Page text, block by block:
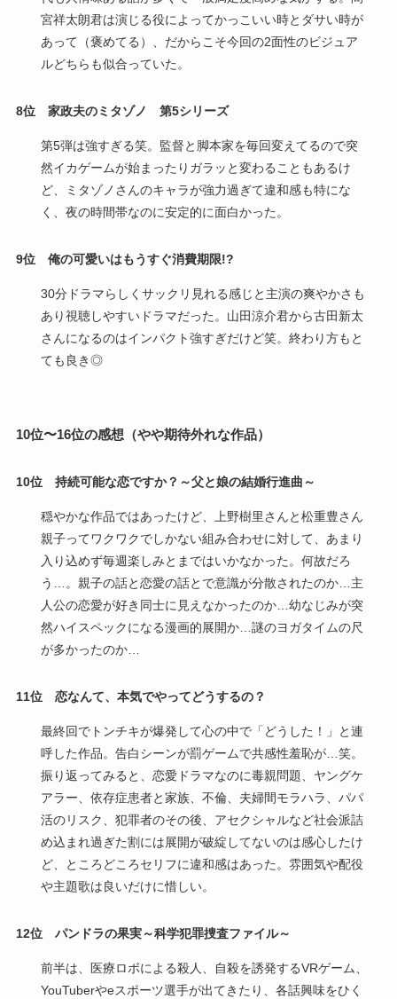
宮祥太朗君は演じる役によってかっこいい時とダサい時が
あって（褒めてる）、だからこそ今回の2面性のビジュア
ルどちらも似合っていた。
8位 家政夫のミタゾノ 第5シリーズ
第5弾は強すぎる笑。監督と脚本家を毎回変えてるので突
然イカゲームが始まったりガラッと変わることもあるけ
ど、ミタゾノさんのキャラが強力過ぎて違和感も特にな
く、夜の時間帯なのに安定的に面白かった。
9位 俺の可愛いはもうすぐ消費期限!?
30分ドラマらしくサックリ見れる感じと主演の爽やかさも
あり視聴しやすいドラマだった。山田涼介君から古田新太
さんになるのはインパクト強すぎだけど笑。終わり方もと
ても良き◎
10位〜16位の感想（やや期待外れな作品）
10位 持続可能な恋ですか？～父と娘の結婚行進曲～
穏やかな作品ではあったけど、上野樹里さんと松重豊さん
親子ってワクワクでしかない組み合わせに対して、あまり
入り込めず毎週楽しみとまではいかなかった。何故だろ
う…。親子の話と恋愛の話とで意識が分散されたのか…主
人公の恋愛が好き同士に見えなかったのか…幼なじみが突
然ハイスペックになる漫画的展開か…謎のヨガタイムの尺
が多かったのか…
11位 恋なんて、本気でやってどうするの？
最終回でトンチキが爆発して心の中で「どうした！」と連
呼した作品。告白シーンが罰ゲームで共感性羞恥が…笑。
振り返ってみると、恋愛ドラマなのに毒親問題、ヤングケ
アラー、依存症患者と家族、不倫、夫婦間モラハラ、パパ
活のリスク、犯罪者のその後、アセクシャルなど社会派詰
め込まれ過ぎた割には展開が破綻してないのは感心したけ
ど、ところどころセリフに違和感はあった。雰囲気や配役
や主題歌は良いだけに惜しい。
12位 パンドラの果実～科学犯罪捜査ファイル～
前半は、医療ロボによる殺人、自殺を誘発するVRゲーム、
YouTuberやeスポーツ選手が出てきたり、各話興味をひく